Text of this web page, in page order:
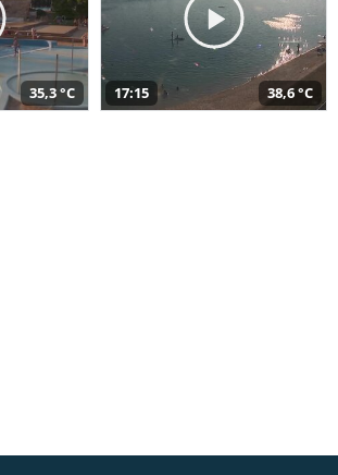
35,3 °C 17:15 38,6 °C